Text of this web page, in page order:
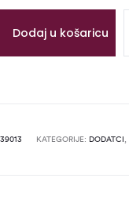
Dodaj u košaricu
39013 KATEGORIJE: DODATCI,